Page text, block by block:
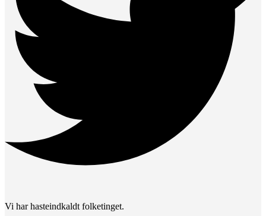
Vi har hasteindkaldt folketinget.